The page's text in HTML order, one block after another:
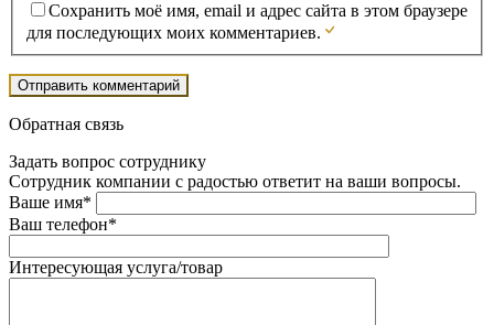
Сохранить моё имя, email и адрес сайта в этом браузере
для последующих моих комментариев.
Обратная связь
Задать вопрос сотруднику
Сотрудник компании с радостью ответит на ваши вопросы.
Ваше имя*
Ваш телефон*
Интересующая услуга/товар